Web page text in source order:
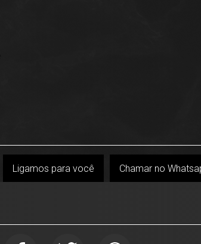
Ligamos para você Chamar no